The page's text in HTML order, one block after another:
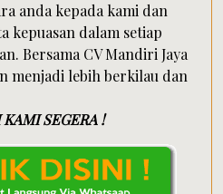
anda kepada kami dan
kepuasan dalam setiap
Bersama CV Mandiri Jaya
menjadi lebih berkilau dan
SEGERA !